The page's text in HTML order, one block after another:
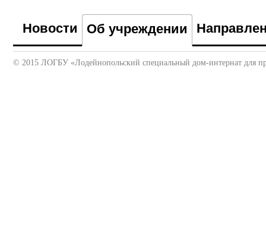
Новости Об учреждении
© 2015 ЛОГБУ «Лодейнопольский специальный дом-интернат для